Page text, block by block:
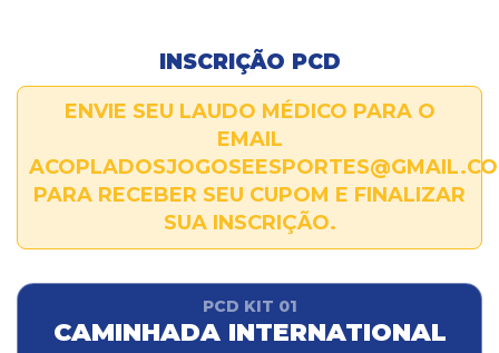
INSCRIÇÃO PCD
ENVIE SEU LAUDO MÉDICO PARA O
EMAIL
PARA RECEBER SEU CUPOM E FINALIZAR
SUA INSCRIÇÃO.
PCD KIT 01
CAMINHADA INTERNATIONAL